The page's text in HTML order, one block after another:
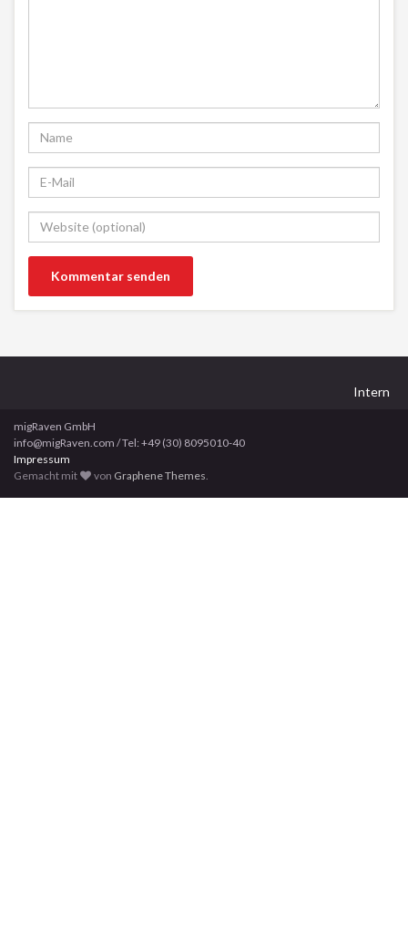
Intern
migRaven GmbH
info@migRaven.com / Tel: +49 (30) 8095010-40
Impressum
Gemacht mit
von Graphene Themes